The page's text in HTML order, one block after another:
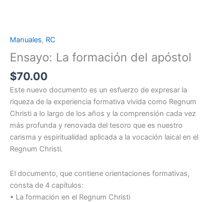
Manuales, RC
Ensayo: La formación del apóstol
$70.00
Este nuevo documento es un esfuerzo de expresar la
riqueza de la experiencia formativa vivida como Regnum
Christi a lo largo de los años y la comprensión cada vez
más profunda y renovada del tesoro que es nuestro
carisma y espiritualidad aplicada a la vocación laical en el
Regnum Christi.
El documento, que contiene orientaciones formativas,
consta de 4 capítulos:
• La formación en el Regnum Christi
Ensayo:
La
formación
del
apóstol
cantidad